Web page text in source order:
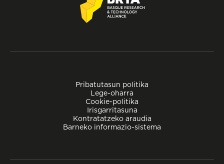
Pribatutasun politika
Lege-oharra
Cookie-politika
Irisgarritasuna
Kontratatzeko araudia
Barneko informazio-sistema